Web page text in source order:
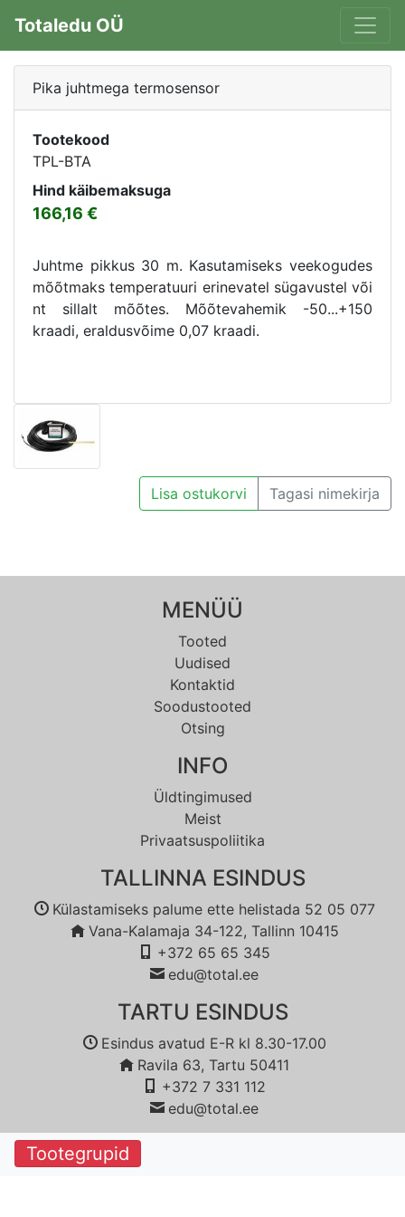
Totaledu OÜ
Tootegrupid
Pika juhtmega termosensor
Tootekood
TPL-BTA
Hind käibemaksuga
166,16
Juhtme pikkus 30 m. Kasutamiseks veekogudes
mõõtmaks temperatuuri erinevatel sügavustel või
nt sillalt mõõtes. Mõõtevahemik -50...+150
kraadi, eraldusvõime 0,07 kraadi.
Lisa ostukorvi Tagasi nimekirja
MENÜÜ
Tooted
Uudised
Kontaktid
Soodustooted
Otsing
INFO
Üldtingimused
Meist
Privaatsuspoliitika
TALLINNA ESINDUS
Külastamiseks palume ette helistada 52 05 077
Vana-Kalamaja 34-122, Tallinn 10415
+372 65 65 345
edu@total.ee
TARTU ESINDUS
Esindus avatud E-R kl 8.30-17.00
Ravila 63, Tartu 50411
+372 7 331 112
edu@total.ee